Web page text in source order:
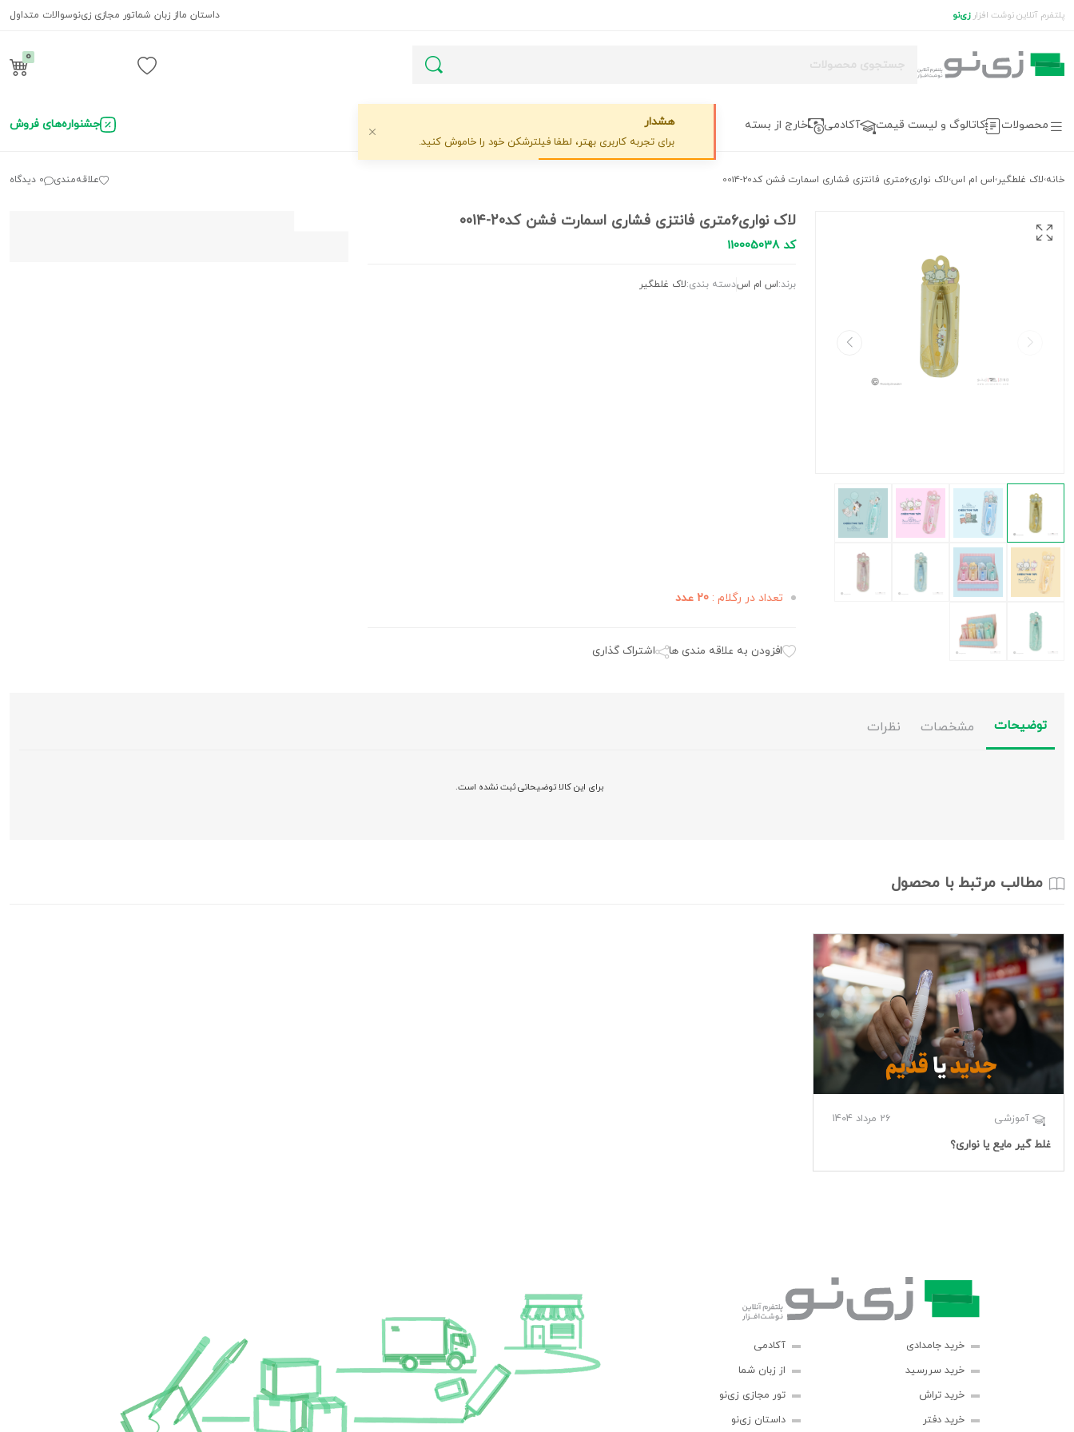
سوالات متداولتور مجازی زی‌نواز زبان شماداستان ما پلتفرم آنلاین نوشت افزارزی‌نو
0
جشنواره‌های فروش محصولات کاتالوگ و لیست قیمت آکادمی خارج از بسته
خانه›لاک غلطگیر ›اس ام اس›لاک نواری6متری فانتزی فشاری اسمارت فشن کد20-0014 علاقه‌مندی 0 دیدگاه
لاک نواری6متری فانتزی فشاری اسمارت فشن کد20-0014
کد 110005038
برند:اس ام اسدسته بندی:لاک غلطگیر
تعداد در رگلام : 20 عدد
افزودن به علاقه مندی ها اشتراک گذاری
توضیحات مشخصات نظرات
برای این کالا توضیحاتی ثبت نشده است.
مطالب مرتبط با محصول
آموزشی 26 مرداد 1404
غلط گیر مایع یا نواری؟
خرید جامدادی
خرید سررسید
خرید تراش
خرید دفتر
آکادمی
از زبان شما
تور مجازی زی‌نو
داستان زی‌نو
هشدار
برای تجربه کاربری بهتر، لطفا فیلترشکن خود را خاموش کنید.